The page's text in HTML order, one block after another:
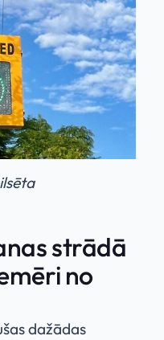
strādā
no
dažādas